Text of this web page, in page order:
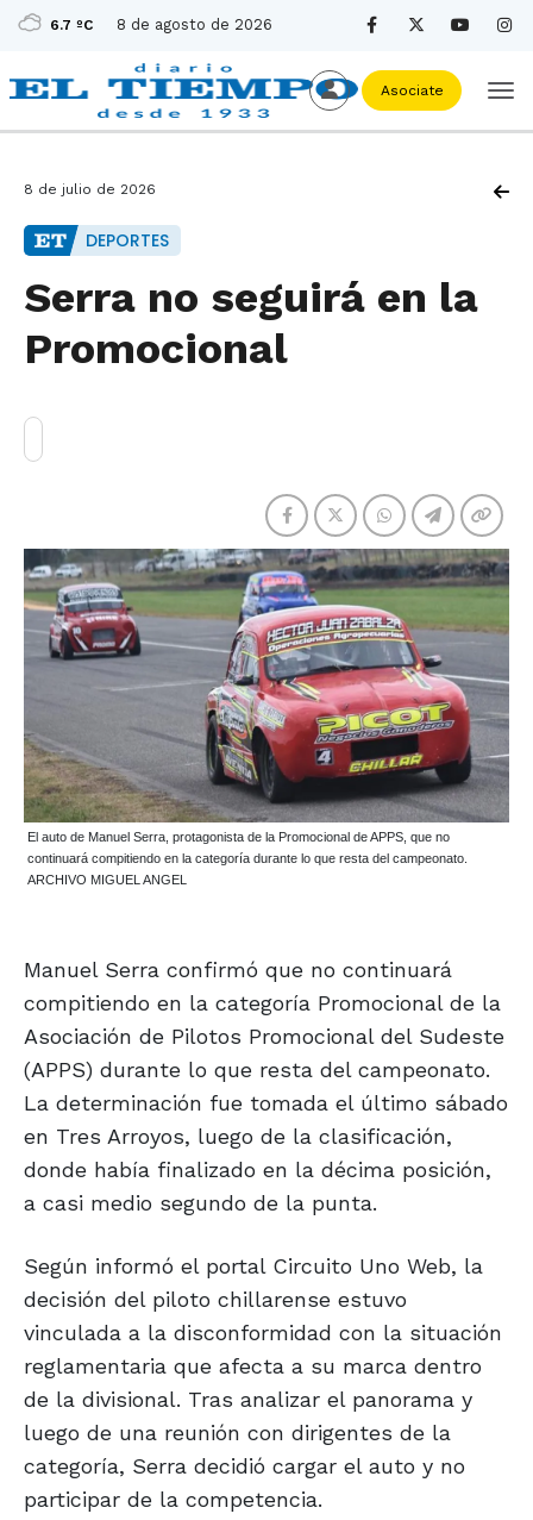
6.7 ºC 8 de agosto de 2026
Asociate
8 de julio de 2026
DEPORTES
Serra no seguirá en la
Promocional
El auto de Manuel Serra, protagonista de la Promocional de APPS, que no
continuará compitiendo en la categoría durante lo que resta del campeonato.
ARCHIVO MIGUEL ANGEL
Manuel Serra confirmó que no continuará
compitiendo en la categoría Promocional de la
Asociación de Pilotos Promocional del Sudeste
(APPS) durante lo que resta del campeonato.
La determinación fue tomada el último sábado
en Tres Arroyos, luego de la clasificación,
donde había finalizado en la décima posición,
a casi medio segundo de la punta.
Según informó el portal Circuito Uno Web, la
decisión del piloto chillarense estuvo
vinculada a la disconformidad con la situación
reglamentaria que afecta a su marca dentro
de la divisional. Tras analizar el panorama y
luego de una reunión con dirigentes de la
categoría, Serra decidió cargar el auto y no
participar de la competencia.